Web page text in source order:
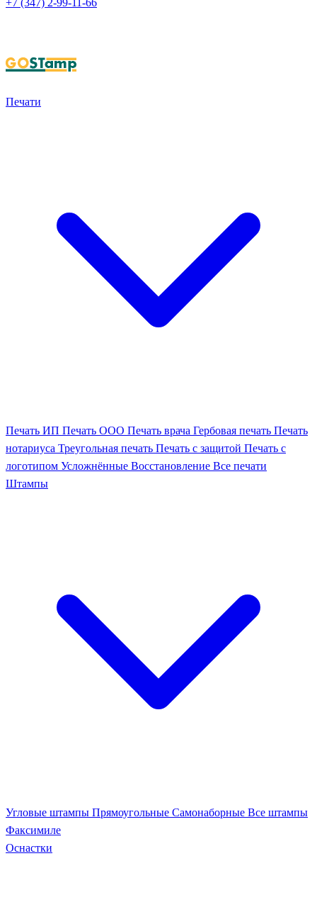
+7 (347) 2-99-11-66
Печати
Печать ИП Печать ООО Печать врача Гербовая печать Печать
нотариуса Треугольная печать Печать с защитой Печать с
логотипом Усложнённые Восстановление Все печати
Штампы
Угловые штампы Прямоугольные Самонаборные Все штампы
Факсимиле
Оснастки